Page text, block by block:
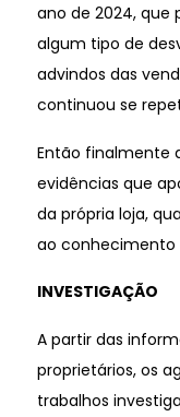
ano de 2024, que
algum tipo de
advindos das
continuou se
Então finalmente
evidências que
da própria loja,
ao conhecimento
INVESTIGAÇÃO
A partir das
proprietários, os
trabalhos